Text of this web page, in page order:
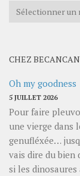
Archives
CHEZ
Oh my goodness
5 JUILLET 2026
Pour faire
une vierge dans
genufléxée…
vais dire du bien
si les